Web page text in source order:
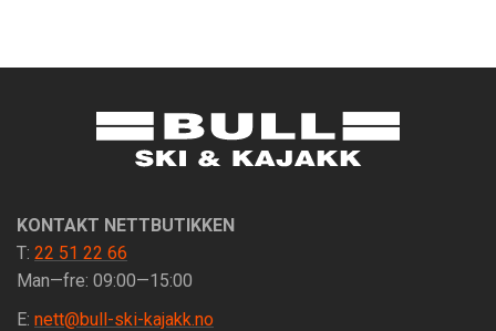
KONTAKT NETTBUTIKKEN
T: 22 51 22 66
Man—fre: 09:00—15:00
E: nett@bull-ski-kajakk.no